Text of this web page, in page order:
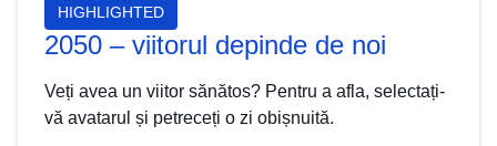
HIGHLIGHTED
2050 – viitorul depinde de noi
Veți avea un viitor sănătos? Pentru a afla, selectați-
vă avatarul și petreceți o zi obișnuită.